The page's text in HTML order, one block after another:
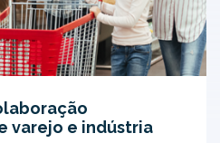
varejo e indústria